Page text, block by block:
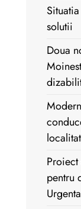
solutii
Doua
pentru
Urgenta